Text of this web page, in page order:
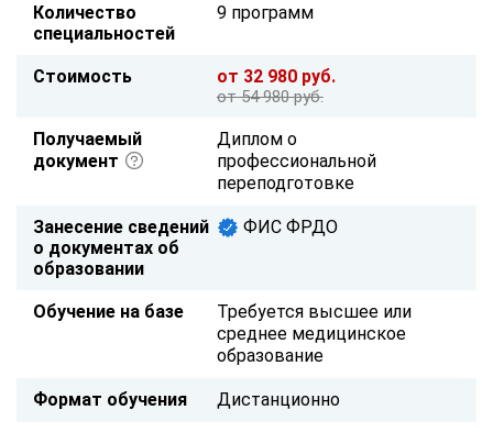
Количество
специальностей
9 программ
Стоимость от 32 980 руб.
от 54 980 руб.
Получаемый
документ
Диплом о
профессиональной
переподготовке
Занесение сведений
о документах об
образовании
ФИС ФРДО
Обучение на базе
Требуется высшее или
среднее медицинское
образование
Формат обучения Дистанционно